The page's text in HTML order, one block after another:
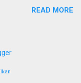
確認できる内容 : 集
せん。 スマートフ
ます。もしステー
ることができます。
的に「パン！パン！
域や習慣ではこれ
かし、その最初の壁
ます。 実は、タイ
非常にシンプル
きるものばかりで
READ MORE